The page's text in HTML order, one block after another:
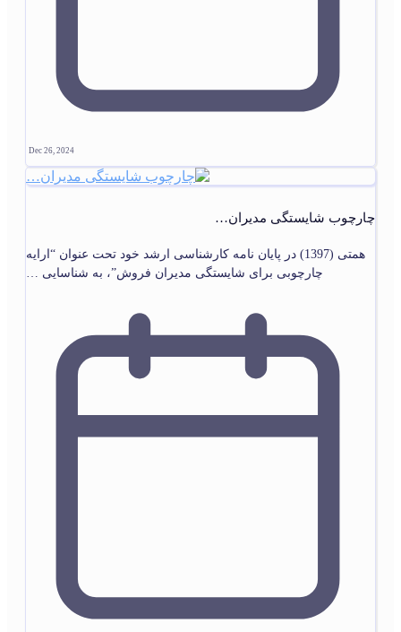
Dec 26, 2024
چارچوب شایستگی مدیران…
همتی (1397) در پایان‏ نامه کارشناسی ارشد خود تحت عنوان “ارایه
چارچوبی برای شایستگی مدیران فروش”، به شناسایی …